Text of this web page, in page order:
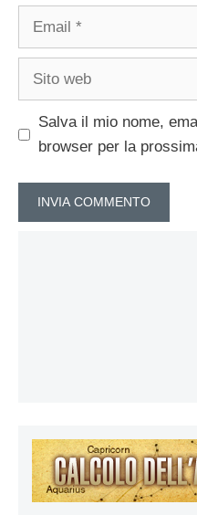
Email
Sito
Salva il mio nome,
browser per la